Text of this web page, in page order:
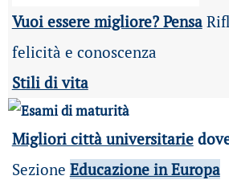
Vuoi essere migliore? Pensa
felicità e conoscenza
Stili di vita
Migliori città universitarie
Sezione Educazione in Europa